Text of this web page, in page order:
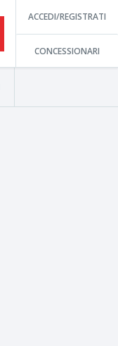
ACCEDI/REGISTRATI
CONCESSIONARI